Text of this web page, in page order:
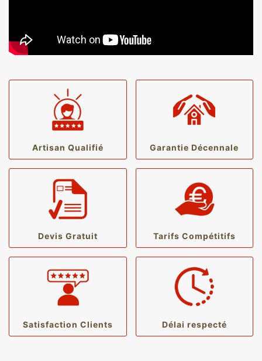
Artisan Qualifié Garantie Décennale
Devis Gratuit Tarifs Compétitifs
Satisfaction Clients Délai respecté